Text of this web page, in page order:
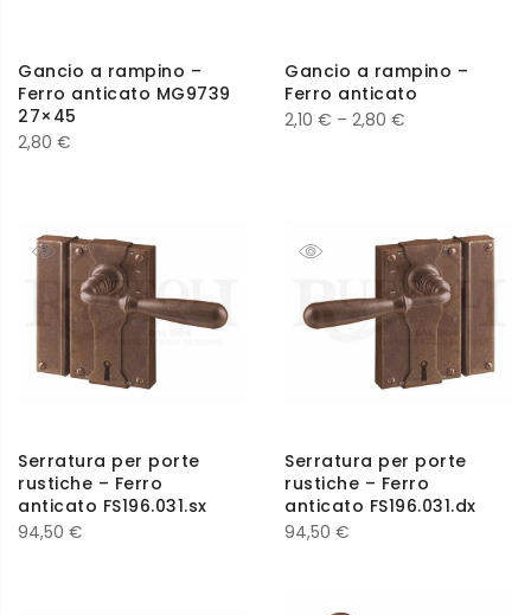
Gancio a rampino –
Ferro anticato MG9739
27×45
2,80 €
Gancio a rampino –
Ferro anticato
2,10 € – 2,80 €
Serratura per porte
rustiche – Ferro
anticato FS196.031.sx
94,50 €
Serratura per porte
rustiche – Ferro
anticato FS196.031.dx
94,50 €